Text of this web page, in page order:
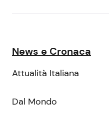
News e Cronaca
Attualità Italiana
Dal Mondo